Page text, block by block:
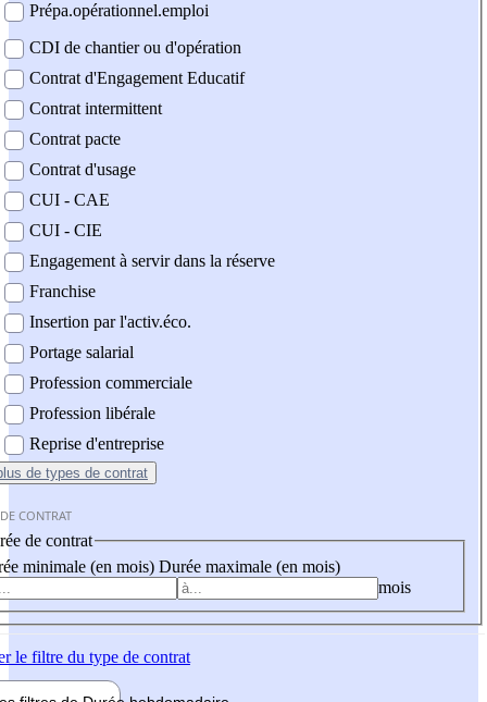
Prépa.opérationnel.emploi
CDI de chantier ou d'opération
Contrat d'Engagement Educatif
Contrat intermittent
Contrat pacte
Contrat d'usage
CUI - CAE
CUI - CIE
Engagement à servir dans la réserve
Franchise
Insertion par l'activ.éco.
Portage salarial
Profession commerciale
Profession libérale
Reprise d'entreprise
de types de contrat
CONTRAT
de contrat
minimale (en mois) Durée maximale (en mois)
mois
le filtre du type de contrat